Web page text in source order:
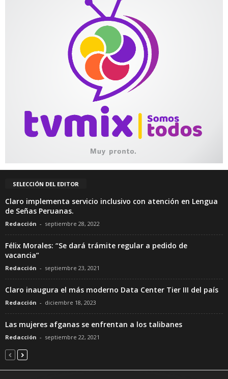
SELECCIÓN DEL EDITOR
Claro implementa servicio inclusivo con atención en Lengua
de Señas Peruanas.
Redacción - septiembre 28, 2022
Félix Morales: “Se dará trámite regular a pedido de
vacancia”
Redacción - septiembre 23, 2021
Claro inaugura el más moderno Data Center Tier III del país
Redacción - diciembre 18, 2023
Las mujeres afganas se enfrentan a los talibanes
Redacción - septiembre 22, 2021